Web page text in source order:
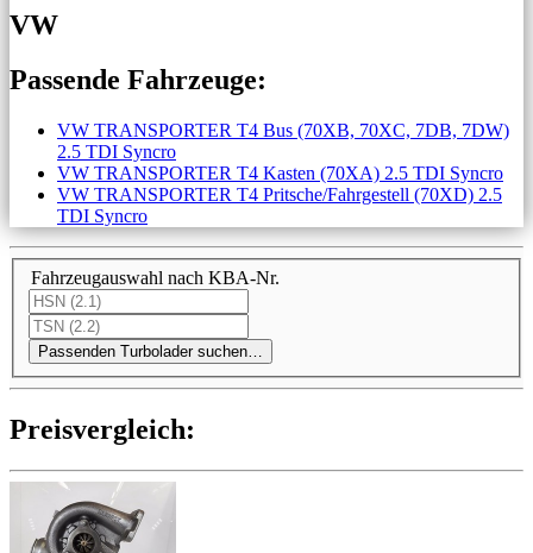
VW
Passende Fahrzeuge:
VW TRANSPORTER T4 Bus (70XB, 70XC, 7DB, 7DW)
2.5 TDI Syncro
VW TRANSPORTER T4 Kasten (70XA) 2.5 TDI Syncro
VW TRANSPORTER T4 Pritsche/Fahrgestell (70XD) 2.5
TDI Syncro
Fahrzeugauswahl nach KBA-Nr.
Passenden Turbolader suchen…
Preis­ver­gleich: